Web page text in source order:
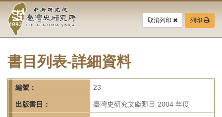
要
中
央
研
究
院-
臺
取消列印 列印
書目列表-詳細資料
編號： 23
出版書目： 臺灣史研究文獻類目 2004 年度